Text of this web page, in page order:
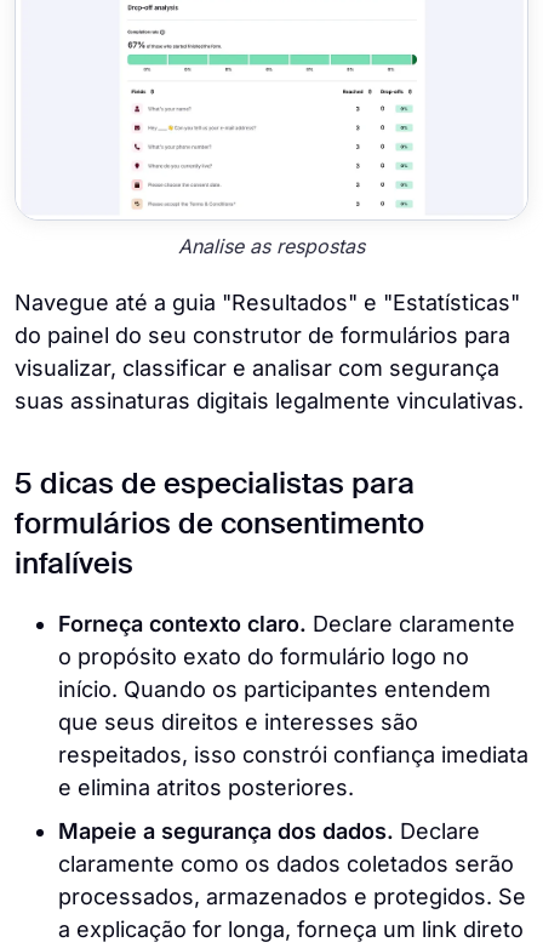
Analise as respostas
Navegue até a guia "Resultados" e "Estatísticas"
do painel do seu construtor de formulários para
visualizar, classificar e analisar com segurança
suas assinaturas digitais legalmente vinculativas.
5 dicas de especialistas para
formulários de consentimento
infalíveis
Forneça contexto claro. Declare claramente
o propósito exato do formulário logo no
início. Quando os participantes entendem
que seus direitos e interesses são
respeitados, isso constrói confiança imediata
e elimina atritos posteriores.
Mapeie a segurança dos dados. Declare
claramente como os dados coletados serão
processados, armazenados e protegidos. Se
a explicação for longa, forneça um link direto